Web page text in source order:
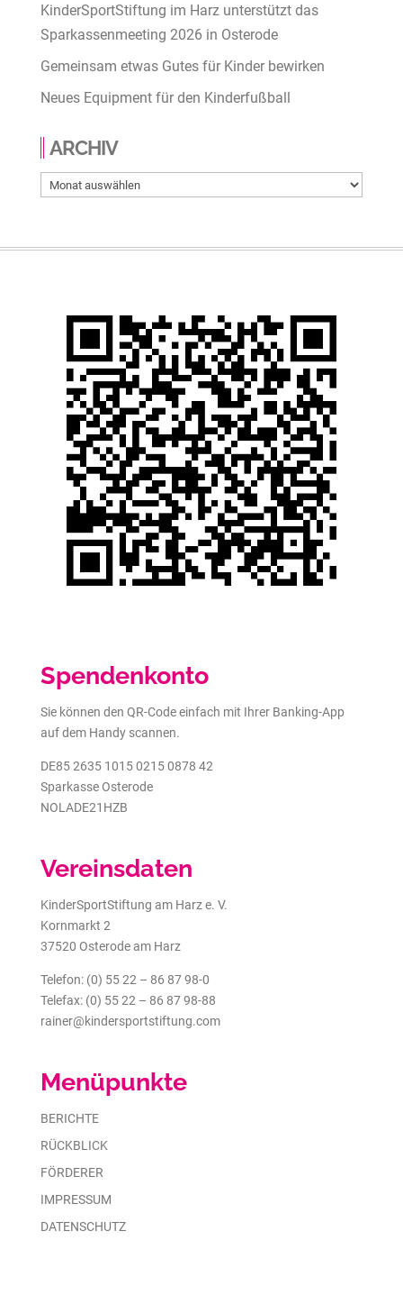
KinderSportStiftung im Harz unterstützt das
Sparkassenmeeting 2026 in Osterode
Gemeinsam etwas Gutes für Kinder bewirken
Neues Equipment für den Kinderfußball
ARCHIV
Archiv
Spendenkonto
Sie können den QR-Code einfach mit Ihrer Banking-App
auf dem Handy scannen.
DE85 2635 1015 0215 0878 42
Sparkasse Osterode
NOLADE21HZB
Vereinsdaten
KinderSportStiftung am Harz e. V.
Kornmarkt 2
37520 Osterode am Harz
Telefon: (0) 55 22 – 86 87 98-0
Telefax: (0) 55 22 – 86 87 98-88
rainer@kindersportstiftung.com
Menüpunkte
BERICHTE
RÜCKBLICK
FÖRDERER
IMPRESSUM
DATENSCHUTZ